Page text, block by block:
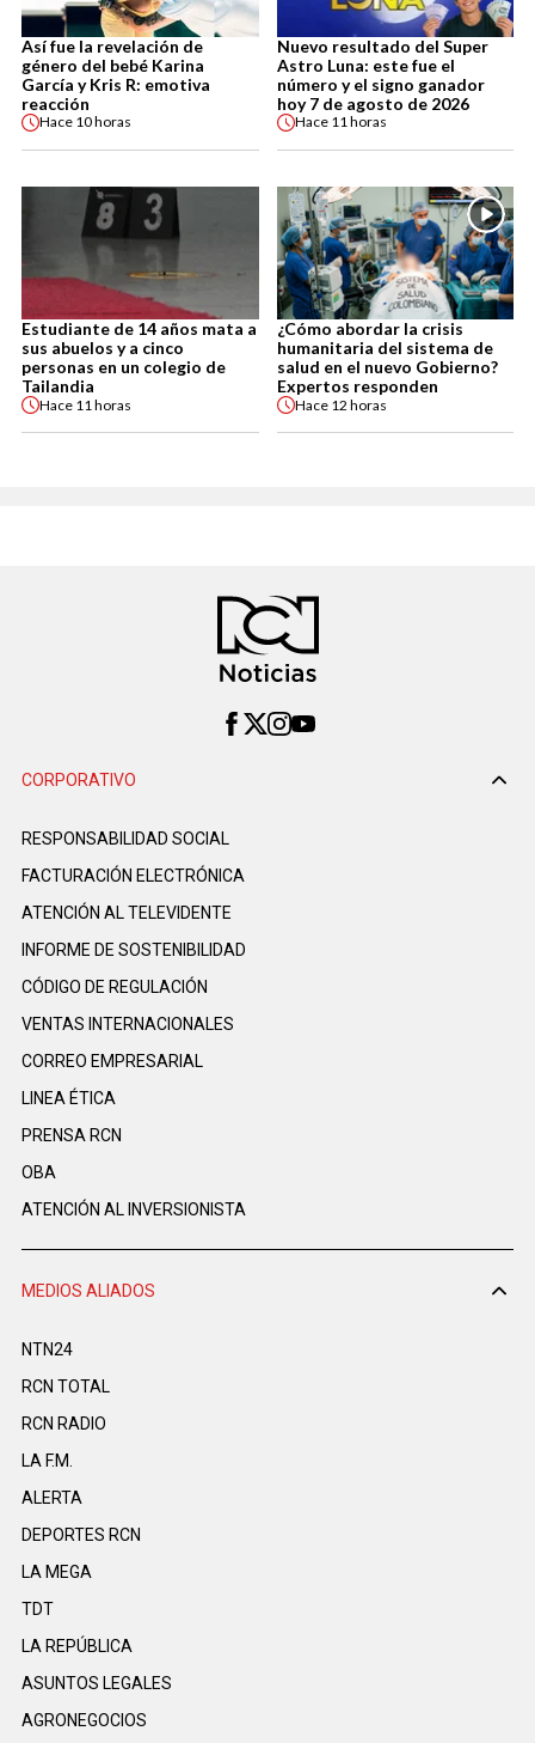
Así fue la revelación de
género del bebé Karina
García y Kris R: emotiva
reacción
Hace 10 horas
Nuevo resultado del Super
Astro Luna: este fue el
número y el signo ganador
hoy 7 de agosto de 2026
Hace 11 horas
Estudiante de 14 años mata a
sus abuelos y a cinco
personas en un colegio de
Tailandia
Hace 11 horas
¿Cómo abordar la crisis
humanitaria del sistema de
salud en el nuevo Gobierno?
Expertos responden
Hace 12 horas
CORPORATIVO
RESPONSABILIDAD SOCIAL
FACTURACIÓN ELECTRÓNICA
ATENCIÓN AL TELEVIDENTE
INFORME DE SOSTENIBILIDAD
CÓDIGO DE REGULACIÓN
VENTAS INTERNACIONALES
CORREO EMPRESARIAL
LINEA ÉTICA
PRENSA RCN
OBA
ATENCIÓN AL INVERSIONISTA
MEDIOS ALIADOS
NTN24
RCN TOTAL
RCN RADIO
LA F.M.
ALERTA
DEPORTES RCN
LA MEGA
TDT
LA REPÚBLICA
ASUNTOS LEGALES
AGRONEGOCIOS